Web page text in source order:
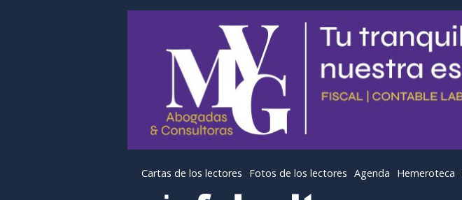
Cartas de los lectores Fotos de los lectores Agenda Hemeroteca